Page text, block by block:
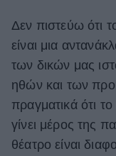
Δεν πιστεύω ότι
είναι μια
των δικών μας
ηθών και των
πραγματικά ότι
γίνει μέρος της
θέατρο είναι